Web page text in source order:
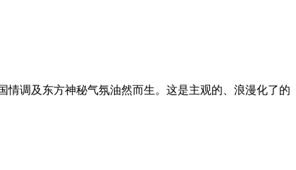
情调及东方神秘气氛油然而生。这是主观的、浪漫化了的